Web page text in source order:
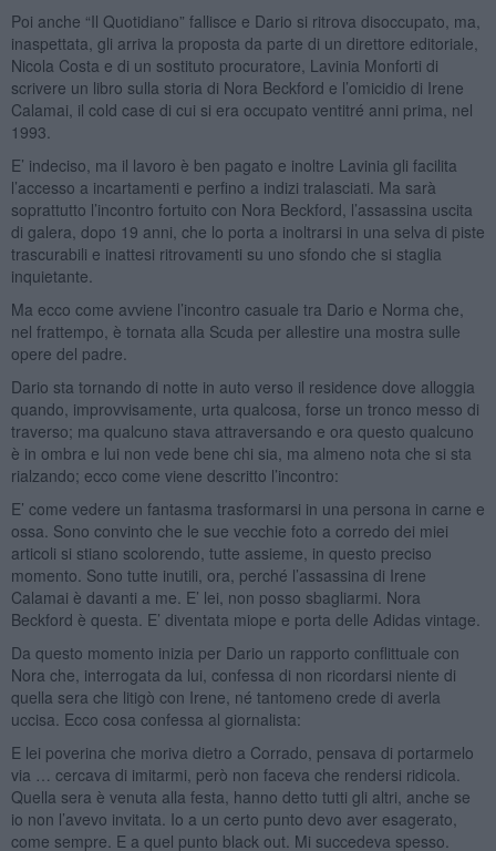
Poi anche “Il Quotidiano” fallisce e Dario si ritrova disoccupato, ma,
inaspettata, gli arriva la proposta da parte di un direttore editoriale,
Nicola Costa e di un sostituto procuratore, Lavinia Monforti di
scrivere un libro sulla storia di Nora Beckford e l’omicidio di Irene
Calamai, il cold case di cui si era occupato ventitré anni prima, nel
1993.
E’ indeciso, ma il lavoro è ben pagato e inoltre Lavinia gli facilita
l’accesso a incartamenti e perfino a indizi tralasciati. Ma sarà
soprattutto l’incontro fortuito con Nora Beckford, l’assassina uscita
di galera, dopo 19 anni, che lo porta a inoltrarsi in una selva di piste
trascurabili e inattesi ritrovamenti su uno sfondo che si staglia
inquietante.
Ma ecco come avviene l’incontro casuale tra Dario e Norma che,
nel frattempo, è tornata alla Scuda per allestire una mostra sulle
opere del padre.
Dario sta tornando di notte in auto verso il residence dove alloggia
quando, improvvisamente, urta qualcosa, forse un tronco messo di
traverso; ma qualcuno stava attraversando e ora questo qualcuno
è in ombra e lui non vede bene chi sia, ma almeno nota che si sta
rialzando; ecco come viene descritto l’incontro:
E’ come vedere un fantasma trasformarsi in una persona in carne e
ossa. Sono convinto che le sue vecchie foto a corredo dei miei
articoli si stiano scolorendo, tutte assieme, in questo preciso
momento. Sono tutte inutili, ora, perché l’assassina di Irene
Calamai è davanti a me. E’ lei, non posso sbagliarmi. Nora
Beckford è questa. E’ diventata miope e porta delle Adidas vintage.
Da questo momento inizia per Dario un rapporto conflittuale con
Nora che, interrogata da lui, confessa di non ricordarsi niente di
quella sera che litigò con Irene, né tantomeno crede di averla
uccisa. Ecco cosa confessa al giornalista:
E lei poverina che moriva dietro a Corrado, pensava di portarmelo
via … cercava di imitarmi, però non faceva che rendersi ridicola.
Quella sera è venuta alla festa, hanno detto tutti gli altri, anche se
io non l’avevo invitata. Io a un certo punto devo aver esagerato,
come sempre. E a quel punto black out. Mi succedeva spesso.